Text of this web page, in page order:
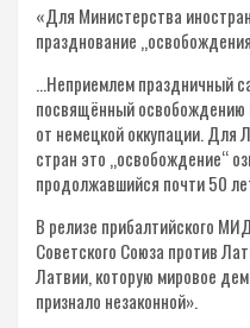
«Для Министерства
празднование
…Неприемлем праздничный
посвящённый освобождению
от немецкой оккупации. Для
стран это „освобождение“
продолжавшийся почти 50
В релизе прибалтийского
Советского Союза против
Латвии, которую мировое
признало незаконной».